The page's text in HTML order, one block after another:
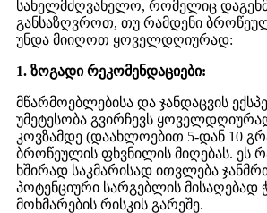
სახელმძღვანელო, რომელიც
განსაზღვროთ, თუ რამდენი
უნდა მიიღოთ ყოველდღიურად:
1. ზოგადი რეკომენდაციები:
მწარმოებლებისა და ჯანდაცვის
უმეტესობა გვირჩევს
კოვზამდე (დაახლოებით 5-დან 10
ბროწეულის ფხვნილის მიღებას. ეს
ხშირად საკმარისად ითვლება
პოტენციური სარგებლის მისაღებად
მოხმარების რისკის გარეშე.